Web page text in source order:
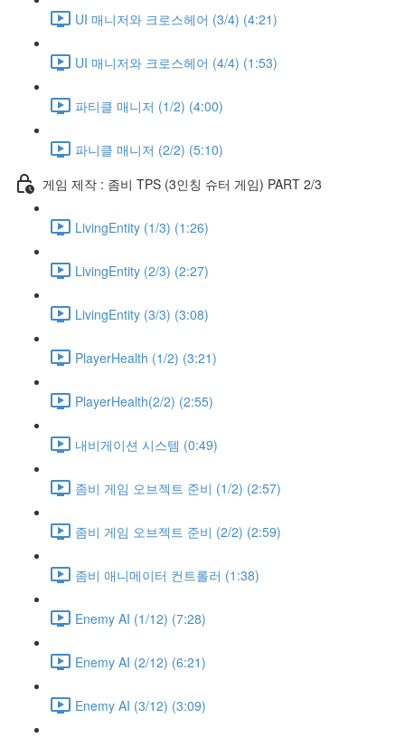
UI 매니저와 크로스헤어 (3/4) (4:21)
UI 매니저와 크로스헤어 (4/4) (1:53)
파티클 매니저 (1/2) (4:00)
파니클 매니저 (2/2) (5:10)
게임 제작 : 좀비 TPS (3인칭 슈터 게임) PART 2/3
LivingEntity (1/3) (1:26)
LivingEntity (2/3) (2:27)
LivingEntity (3/3) (3:08)
PlayerHealth (1/2) (3:21)
PlayerHealth(2/2) (2:55)
내비게이션 시스템 (0:49)
좀비 게임 오브젝트 준비 (1/2) (2:57)
좀비 게임 오브젝트 준비 (2/2) (2:59)
좀비 애니메이터 컨트롤러 (1:38)
Enemy AI (1/12) (7:28)
Enemy AI (2/12) (6:21)
Enemy AI (3/12) (3:09)